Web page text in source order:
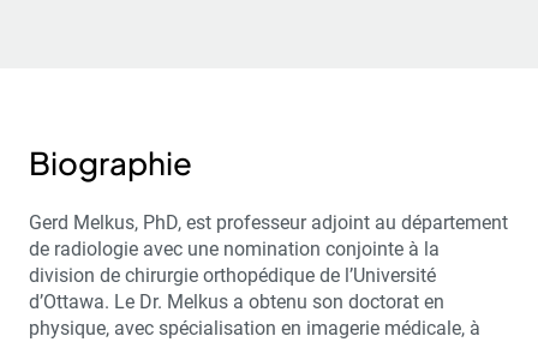
Biographie
Gerd Melkus, PhD, est professeur adjoint au département
de radiologie avec une nomination conjointe à la
division de chirurgie orthopédique de l’Université
d’Ottawa. Le Dr. Melkus a obtenu son doctorat en
physique, avec spécialisation en imagerie médicale, à